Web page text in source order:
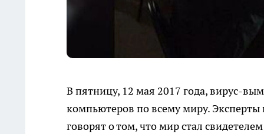
В пятницу, 12 мая 2017 года, вирус-
компьютеров по всему миру.
говорят о том, что мир стал